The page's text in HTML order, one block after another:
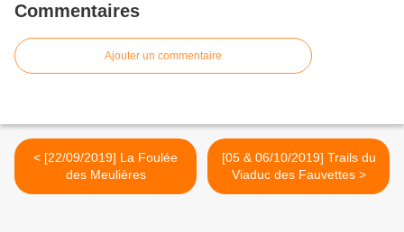
Commentaires
Ajouter un commentaire
< [22/09/2019] La Foulée
des Meulières
[05 & 06/10/2019] Trails du
Viaduc des Fauvettes >